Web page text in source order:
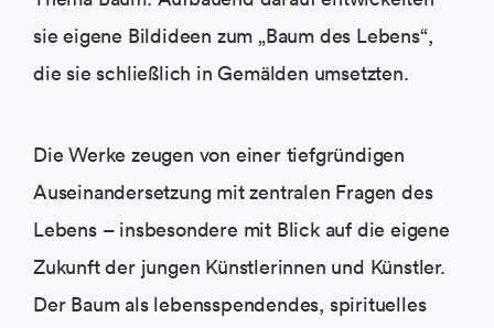
sie eigene Bildideen zum „Baum des Lebens“,
die sie schließlich in Gemälden umsetzten.
Die Werke zeugen von einer tiefgründigen
Auseinandersetzung mit zentralen Fragen des
Lebens – insbesondere mit Blick auf die eigene
Zukunft der jungen Künstlerinnen und Künstler.
Der Baum als lebensspendendes, spirituelles